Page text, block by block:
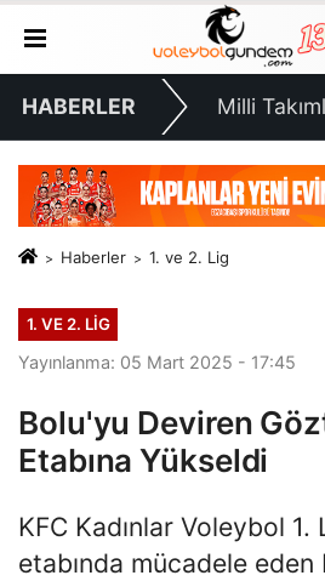
HABERLER Milli
Haberler 1. ve 2. Lig
1. VE 2. LIG
Yayınlanma: 05 Mart 2025 - 17:45
Bolu'yu Deviren
Etabına Yükseldi
KFC Kadınlar Voleybol 1.
etabında mücadele